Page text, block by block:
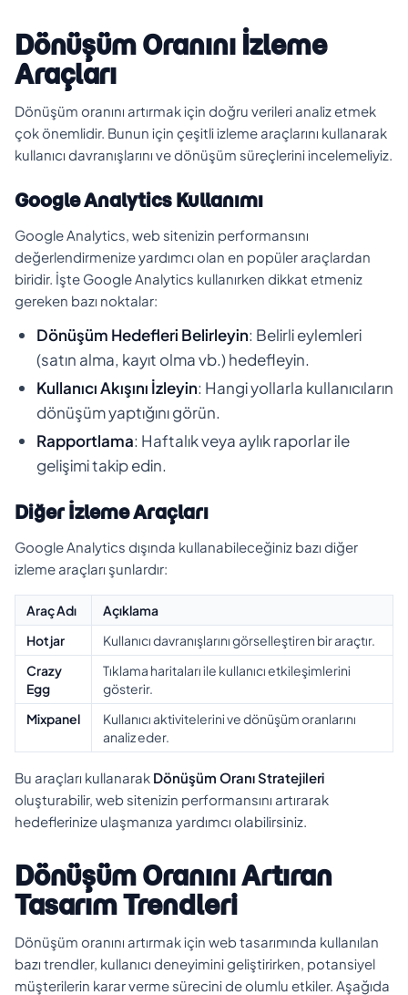
Dönüşüm Oranını İzleme
Araçları
Dönüşüm oranını artırmak için doğru verileri analiz etmek
çok önemlidir. Bunun için çeşitli izleme araçlarını kullanarak
kullanıcı davranışlarını ve dönüşüm süreçlerini incelemeliyiz.
Google Analytics Kullanımı
Google Analytics, web sitenizin performansını
değerlendirmenize yardımcı olan en popüler araçlardan
biridir. İşte Google Analytics kullanırken dikkat etmeniz
gereken bazı noktalar:
Dönüşüm Hedefleri Belirleyin: Belirli eylemleri
(satın alma, kayıt olma vb.) hedefleyin.
Kullanıcı Akışını İzleyin: Hangi yollarla kullanıcıların
dönüşüm yaptığını görün.
Rapportlama: Haftalık veya aylık raporlar ile
gelişimi takip edin.
Diğer İzleme Araçları
Google Analytics dışında kullanabileceğiniz bazı diğer
izleme araçları şunlardır:
Araç Adı
Açıklama
Hotjar
Kullanıcı davranışlarını görselleştiren bir araçtır.
Crazy
Egg
Tıklama haritaları ile kullanıcı etkileşimlerini
gösterir.
Mixpanel
Kullanıcı aktivitelerini ve dönüşüm oranlarını
analiz eder.
Bu araçları kullanarak Dönüşüm Oranı Stratejileri
oluşturabilir, web sitenizin performansını artırarak
hedeflerinize ulaşmanıza yardımcı olabilirsiniz.
Dönüşüm Oranını Artıran
Tasarım Trendleri
Dönüşüm oranını artırmak için web tasarımında kullanılan
bazı trendler, kullanıcı deneyimini geliştirirken, potansiyel
müşterilerin karar verme sürecini de olumlu etkiler. Aşağıda